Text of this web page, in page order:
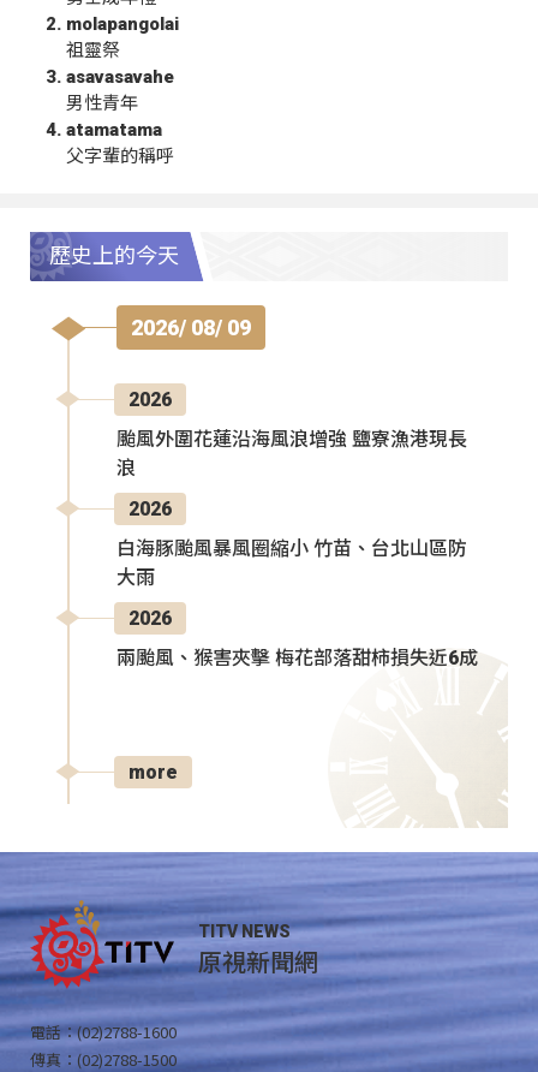
molapangolai
祖靈祭
asavasavahe
男性青年
atamatama
父字輩的稱呼
歷史上的今天
2026/ 08/ 09
2026
颱風外圍花蓮沿海風浪增強 鹽寮漁港現長
浪
2026
白海豚颱風暴風圈縮小 竹苗、台北山區防
大雨
2026
兩颱風、猴害夾擊 梅花部落甜柿損失近6成
more
TITV NEWS
原視新聞網
電話：(02)2788-1600
傳真：(02)2788-1500